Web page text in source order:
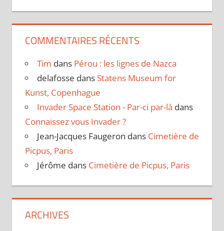
COMMENTAIRES RÉCENTS
Tim dans Pérou : les lignes de Nazca
delafosse dans Statens Museum for
Kunst, Copenhague
Invader Space Station - Par-ci par-là dans
Connaissez vous Invader ?
Jean-Jacques Faugeron dans Cimetière de
Picpus, Paris
Jérôme dans Cimetière de Picpus, Paris
ARCHIVES